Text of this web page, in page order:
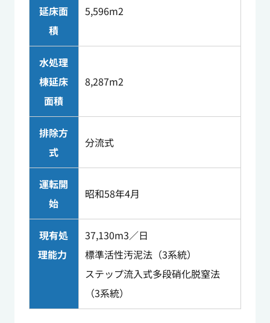
延床面
積
5,596m2
水処理
棟延床
面積
8,287m2
排除方
式
分流式
運転開
始
昭和58年4月
現有処
理能力
37,130m3／日
標準活性汚泥法（3系統）
ステップ流入式多段硝化脱窒法
（3系統）